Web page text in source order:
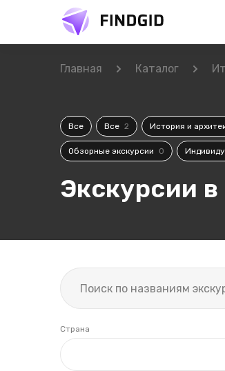
Главная Каталог
Все Все 2 История и
Обзорные экскурсии 0
Экскурсии
Страна